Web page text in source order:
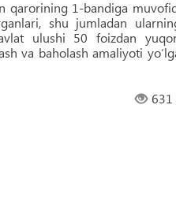
qarorining 1-bandiga
shu jumladan
ulushi 50 foizdan
va baholash amaliyoti
631